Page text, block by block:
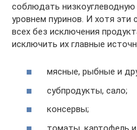
соблюдать
уровнем пуринов. И хотя эти
всех без исключения
исключить их главные
мясные, рыбные и
субпродукты, сало;
консервы;